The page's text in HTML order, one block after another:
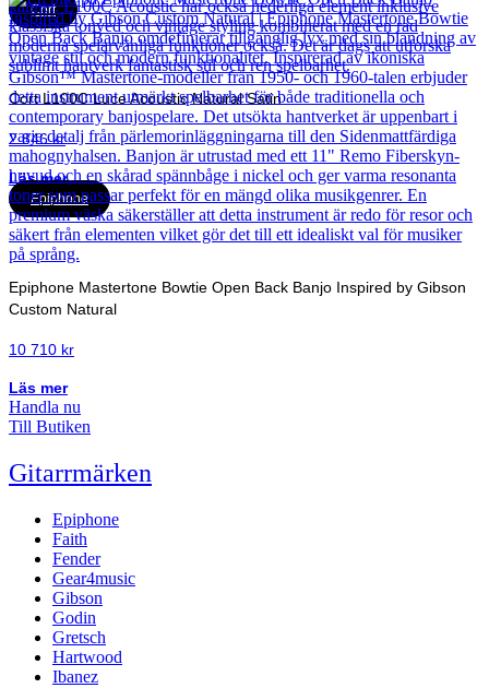
Cort
Cort L100C Luce Acoustic Natural Satin
2 846kr
Läs mer
Epiphone
Epiphone Mastertone Bowtie Open Back Banjo Inspired by Gibson
Custom Natural
10 710 kr
Läs mer
Handla nu
Till Butiken
Gitarrmärken
Epiphone
Faith
Fender
Gear4music
Gibson
Godin
Gretsch
Hartwood
Ibanez